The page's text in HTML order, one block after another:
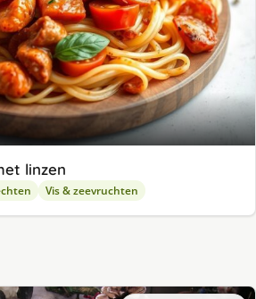
linzen
Vis & zeevruchten